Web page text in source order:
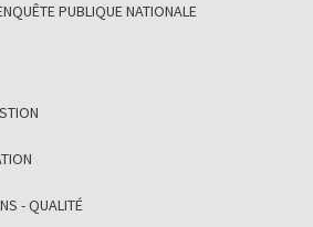
PUBLIQUE NATIONALE
- QUALITÉ